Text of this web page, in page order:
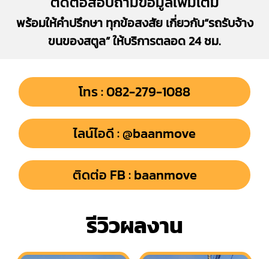
พร้อมให้คำปรึกษา ทุกข้อสงสัย เกี่ยวกับ“รถรับจ้าง
ขนของสตูล” ให้บริการตลอด 24 ชม.
โทร : 082-279-1088
ไลน์ไอดี : @baanmove
ติดต่อ FB : baanmove
รีวิวผลงาน